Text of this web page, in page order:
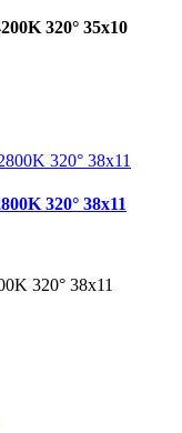
320° 35x10
320° 38x11
320° 38x11